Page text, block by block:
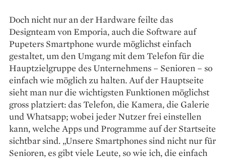
Doch nicht nur an der Hardware feilte das
Designteam von Emporia, auch die Software auf
Pupeters Smartphone wurde möglichst einfach
gestaltet, um den Umgang mit dem Telefon für die
Hauptzielgruppe des Unternehmens – Senioren – so
einfach wie möglich zu halten. Auf der Hauptseite
sieht man nur die wichtigsten Funk­tionen möglichst
gross platziert: das Telefon, die Kamera, die Galerie
und Whatsapp; wobei jeder Nutzer frei einstellen
kann, welche Apps und Programme auf der Startseite
sichtbar sind. „Unsere Smartphones sind nicht nur für
Senioren, es gibt viele Leute, so wie ich, die einfach